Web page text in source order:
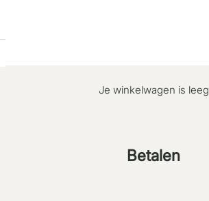
Je winkelwagen is leeg
Betalen